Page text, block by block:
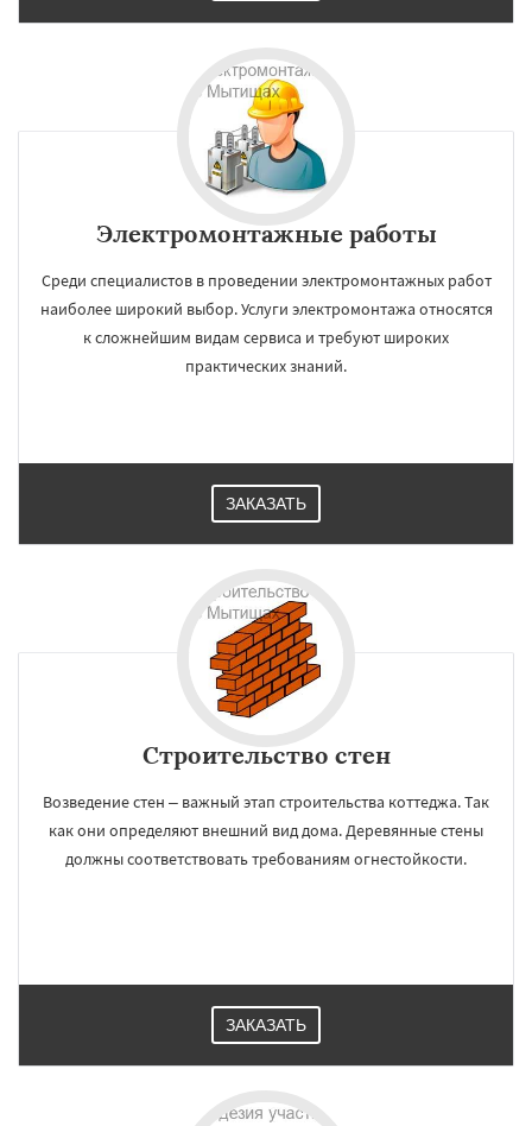
Электромонтажные работы
Среди специалистов в проведении электромонтажных работ
наиболее широкий выбор. Услуги электромонтажа относятся
к сложнейшим видам сервиса и требуют широких
практических знаний.
ЗАКАЗАТЬ
Строительство стен
Возведение стен – важный этап строительства коттеджа. Так
как они определяют внешний вид дома. Деревянные стены
должны соответствовать требованиям огнестойкости.
ЗАКАЗАТЬ